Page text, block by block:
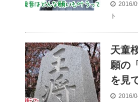
2016/
ト
天童
願の
を見
2016/